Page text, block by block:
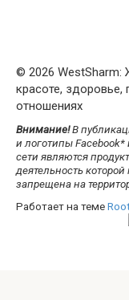
© 2026 WestSharm:
красоте, здоровье,
отношениях
Внимание!В
и логотипы
сети являются
деятельность
запрещена на
Работает на теме